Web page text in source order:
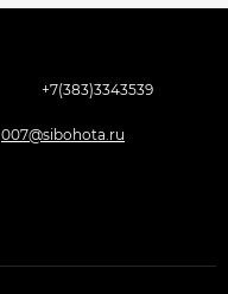
+7(383)3343539
007@sibohota.ru